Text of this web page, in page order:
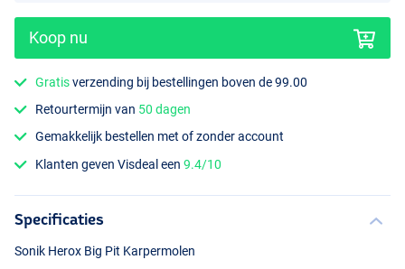
Koop nu
Gratisverzending bij bestellingen boven de 99.00
Retourtermijn van 50 dagen
Gemakkelijk bestellen met of zonder account
Klanten geven Visdeal een9.4/10
Specificaties
Sonik Herox Big Pit Karpermolen